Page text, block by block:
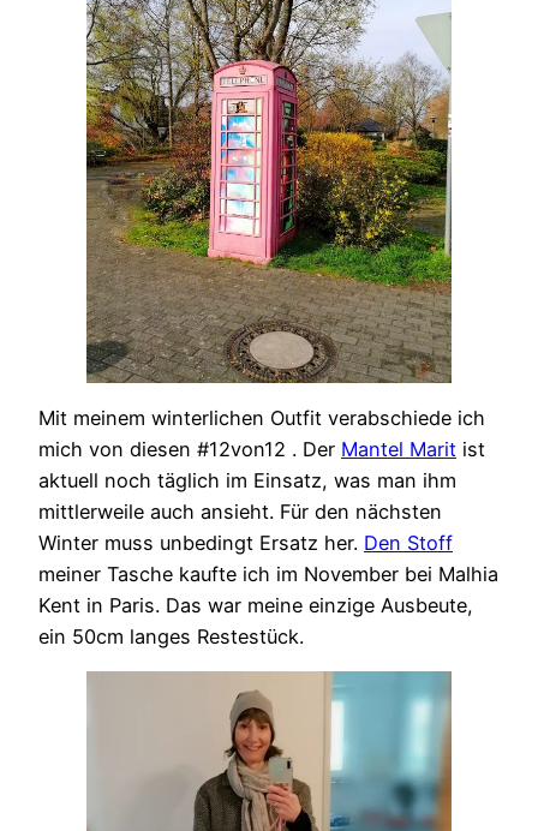
Mit meinem winterlichen Outfit verabschiede ich
mich von diesen #12von12 . Der Mantel Marit ist
aktuell noch täglich im Einsatz, was man ihm
mittlerweile auch ansieht. Für den nächsten
Winter muss unbedingt Ersatz her. Den Stoff
meiner Tasche kaufte ich im November bei Malhia
Kent in Paris. Das war meine einzige Ausbeute,
ein 50cm langes Restestück.